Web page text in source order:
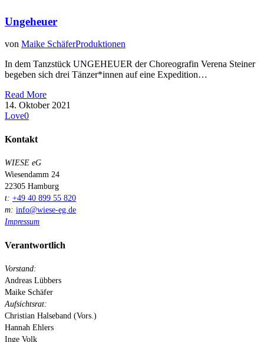
Ungeheuer
von Maike SchäferProduktionen
In dem Tanzstück UNGEHEUER der Choreografin Verena Steiner
begeben sich drei Tänzer*innen auf eine Expedition…
Read More
14. Oktober 2021
Love0
Kontakt
WIESE eG
Wiesendamm 24
22305 Hamburg
t: +49 40 899 55 820
m: info@wiese-eg.de
Impressum
Verantwortlich
Vorstand:
Andreas Lübbers
Maike Schäfer
Aufsichtsrat:
Christian Halseband (Vors.)
Hannah Ehlers
Inge Volk